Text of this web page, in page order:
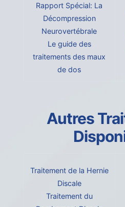
Rapport Spécial: La
Décompression
Neurovertébrale
Le guide des
traitements des maux
de dos
Autres
Traitement de la Hernie
Discale
Traitement du